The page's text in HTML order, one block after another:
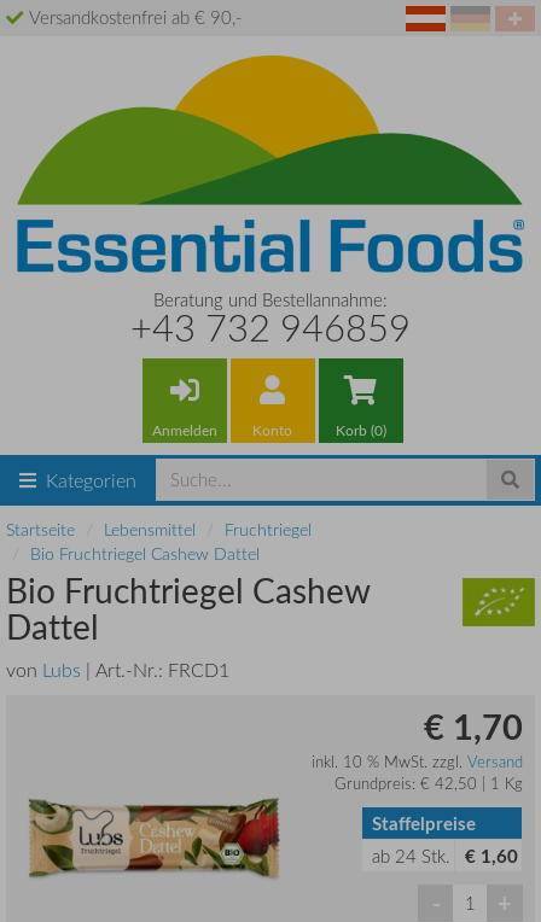
Versandkostenfrei ab € 90,-
Beratung und Bestellannahme:
+43 732 946859
Anmelden Konto Korb (0)
Kategorien
Startseite Lebensmittel
Fruchtriegel
Bio Fruchtriegel Cashew Dattel
Bio Fruchtriegel Cashew
Dattel
von Lubs | Art.-Nr.: FRCD1
€ 1,70
inkl. 10 % MwSt. zzgl. Versand
Grundpreis: € 42,50 | 1 Kg
Staffelpreise
ab 24 Stk. € 1,60
- +